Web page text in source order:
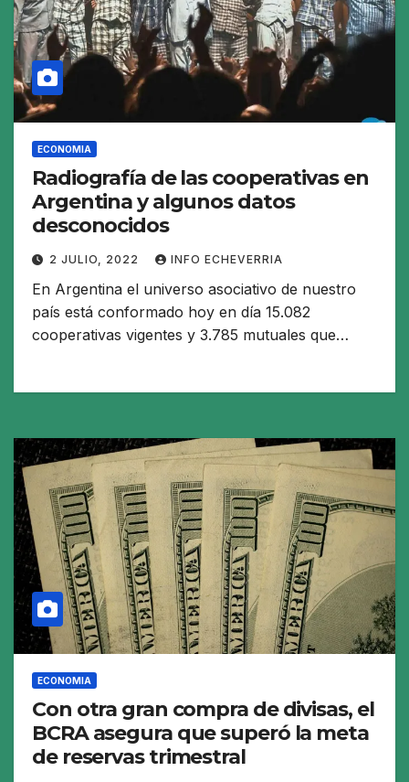
ECONOMIA
Radiografía de las cooperativas en
Argentina y algunos datos
desconocidos
2 JULIO, 2022 INFO ECHEVERRIA
En Argentina el universo asociativo de nuestro
país está conformado hoy en día 15.082
cooperativas vigentes y 3.785 mutuales que…
ECONOMIA
Con otra gran compra de divisas, el
BCRA asegura que superó la meta
de reservas trimestral